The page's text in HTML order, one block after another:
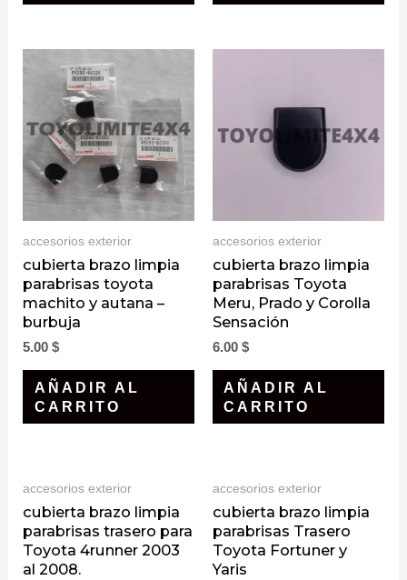
accesorios exterior
cubierta brazo limpia
parabrisas toyota
machito y autana –
burbuja
5.00$
AÑADIR AL
CARRITO
accesorios exterior
cubierta brazo limpia
parabrisas Toyota
Meru, Prado y Corolla
Sensación
6.00 $
AÑADIR AL
CARRITO
accesorios exterior
cubierta brazo limpia
parabrisas trasero para
Toyota 4runner 2003
al 2008.
accesorios exterior
cubierta brazo limpia
parabrisas Trasero
Toyota Fortuner y
Yaris